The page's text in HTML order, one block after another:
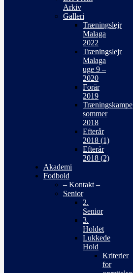
Arkiv
Galleri
Træningslejr
Malaga
2022
Træningslejr
Malaga
uge 9 –
2020
Forår
2019
Træningskampe
sommer
2018
Efterår
2018 (1)
Efterår
2018 (2)
Akademi
Fodbold
– Kontakt –
Senior
2.
Senior
3.
Holdet
Lukkede
Hold
Kriterier
for